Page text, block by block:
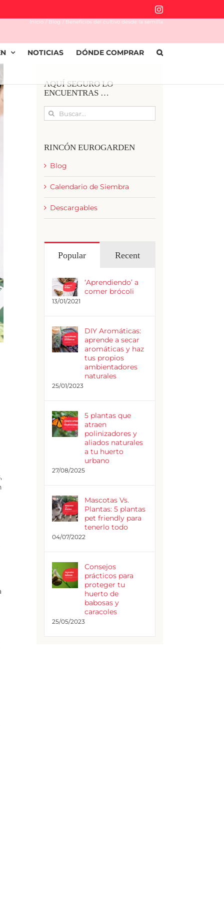
Instagram
NOTICIAS DÓNDE COMPRAR
Inicio Blog Beneficios del cultivo desde la semilla
AQUÍ SEGURO LO
ENCUENTRAS …
Buscar:
RINCÓN EUROGARDEN
Blog
Calendario de Siembra
Descargables
Popular Recent
‘Aprendiendo’ a
comer brócoli
13/01/2021
DIY Aromáticas:
aprende a secar
aromáticas y haz
tus propios
ambientadores
naturales
25/01/2023
5 plantas que
atraen
polinizadores y
aliados naturales
a tu huerto
urbano
27/08/2025
Mascotas Vs.
Plantas: 5 plantas
pet friendly para
tenerlo todo
04/07/2022
Consejos
prácticos para
proteger tu
huerto de
babosas y
caracoles
25/05/2023